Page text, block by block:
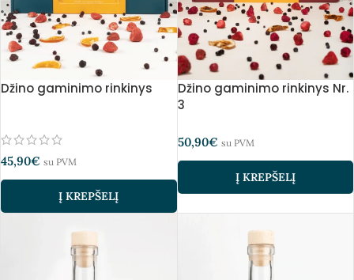
Džino gaminimo rinkinys
45,90€ su PVM
Į KREPŠELĮ
Džino gaminimo rinkinys Nr.
3
50,90€ su PVM
Į KREPŠELĮ